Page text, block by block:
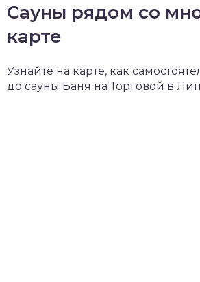
Сауны рядом со
карте
Узнайте на карте, как
до сауны Баня на Торговой в